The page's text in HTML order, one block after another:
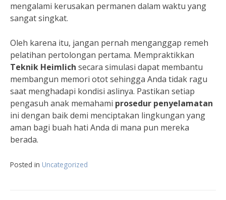
mengalami kerusakan permanen dalam waktu yang
sangat singkat.
Oleh karena itu, jangan pernah menganggap remeh
pelatihan pertolongan pertama. Mempraktikkan
Teknik Heimlich secara simulasi dapat membantu
membangun memori otot sehingga Anda tidak ragu
saat menghadapi kondisi aslinya. Pastikan setiap
pengasuh anak memahami prosedur penyelamatan
ini dengan baik demi menciptakan lingkungan yang
aman bagi buah hati Anda di mana pun mereka
berada.
Posted in Uncategorized